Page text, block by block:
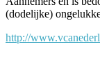
(dodelijke)
http://